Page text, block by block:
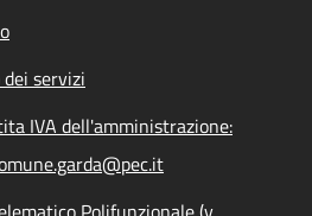
servizi
IVA dell'amministrazione: